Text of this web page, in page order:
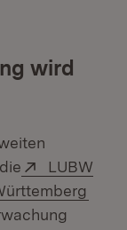
wird
Extern:
LUBW